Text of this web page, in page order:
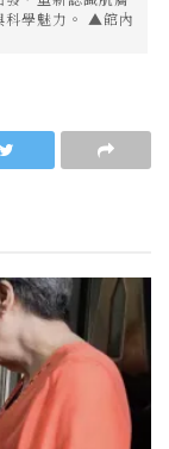
科學魅力。 ▲館內